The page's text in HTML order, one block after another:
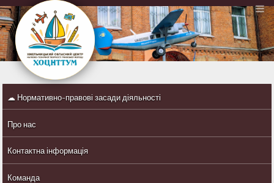
☁ Нормативно-правові засади діяльності
Про нас
Контактна інформація
Команда